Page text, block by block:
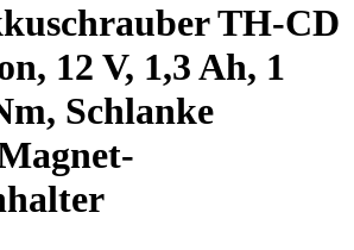
TH-CD
12 V, 1,3 Ah, 1
Schlanke